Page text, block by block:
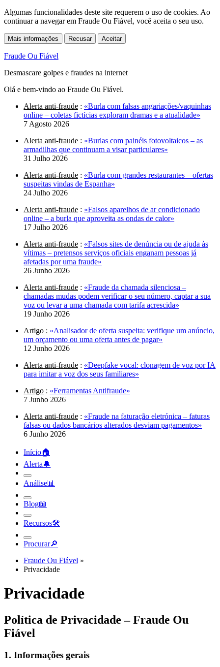
Algumas funcionalidades deste site requerem o uso de cookies. Ao
continuar a navegar em Fraude Ou Fiável, você aceita o seu uso.
Mais informações Recusar Aceitar
Fraude Ou Fiável
Desmascare golpes e fraudes na internet
Olá e bem-vindo ao Fraude Ou Fiável.
Alerta anti-fraude : «Burla com falsas angariações/vaquinhas
online – coletas fictícias exploram dramas e a atualidade»
7 Agosto 2026
Alerta anti-fraude : «Burlas com painéis fotovoltaicos – as
armadilhas que continuam a visar particulares»
31 Julho 2026
Alerta anti-fraude : «Burla com grandes restaurantes – ofertas
suspeitas vindas de Espanha»
24 Julho 2026
Alerta anti-fraude : «Falsos aparelhos de ar condicionado
online – a burla que aproveita as ondas de calor»
17 Julho 2026
Alerta anti-fraude : «Falsos sites de denúncia ou de ajuda às
vítimas – pretensos serviços oficiais enganam pessoas já
afetadas por uma fraude»
26 Junho 2026
Alerta anti-fraude : «Fraude da chamada silenciosa –
chamadas mudas podem verificar o seu número, captar a sua
voz ou levar a uma chamada com tarifa acrescida»
19 Junho 2026
Artigo : «Analisador de oferta suspeita: verifique um anúncio,
um orçamento ou uma oferta antes de pagar»
12 Junho 2026
Alerta anti-fraude : «Deepfake vocal: clonagem de voz por IA
para imitar a voz dos seus familiares»
Artigo : «Ferramentas Antifraude»
7 Junho 2026
Alerta anti-fraude : «Fraude na faturação eletrónica – faturas
falsas ou dados bancários alterados desviam pagamentos»
6 Junho 2026
Início🏠︎
Alerta🔔︎
Análise📊︎
Blog📖︎
Recursos🛠︎
Procurar🔎︎
Fraude Ou Fiável »
Privacidade
Privacidade
Política de Privacidade – Fraude Ou
Fiável
1. Informações gerais